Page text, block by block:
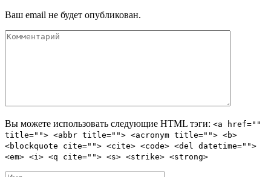
Ваш email не будет опубликован.
Вы можете использовать следующие HTML тэги: <a href=""
title=""> <abbr title=""> <acronym title=""> <b>
<blockquote cite=""> <cite> <code> <del datetime="">
<em> <i> <q cite=""> <s> <strike> <strong>